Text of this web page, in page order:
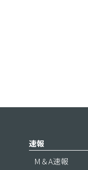
速報
M＆A速報